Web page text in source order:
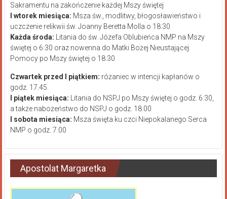
Sakramentu na zakończenie każdej Mszy świętej
I wtorek miesiąca: Msza św., modlitwy, błogosławieństwo i
uczczenie relikwii św. Joanny Beretta Molla o 18:30
Każda środa: Litania do św. Józefa Oblubieńca NMP na Mszy
świętej o 6:30 oraz nowenna do Matki Bożej Nieustającej
Pomocy po Mszy świętej o 18:30
Czwartek przed I piątkiem: różaniec w intencji kapłanów o
godz. 17.45.
I piątek miesiąca: Litania do NSPJ po Mszy świętej o godz. 6:30,
a także nabożeństwo do NSPJ o godz. 18.00
I sobota miesiąca: Msza święta ku czci Niepokalanego Serca
NMP o godz. 7.00
Apostolat Margaretka